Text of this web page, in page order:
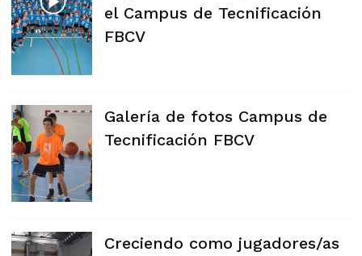
el Campus de Tecnificación
FBCV
Galería de fotos Campus de
Tecnificación FBCV
Creciendo como jugadores/as